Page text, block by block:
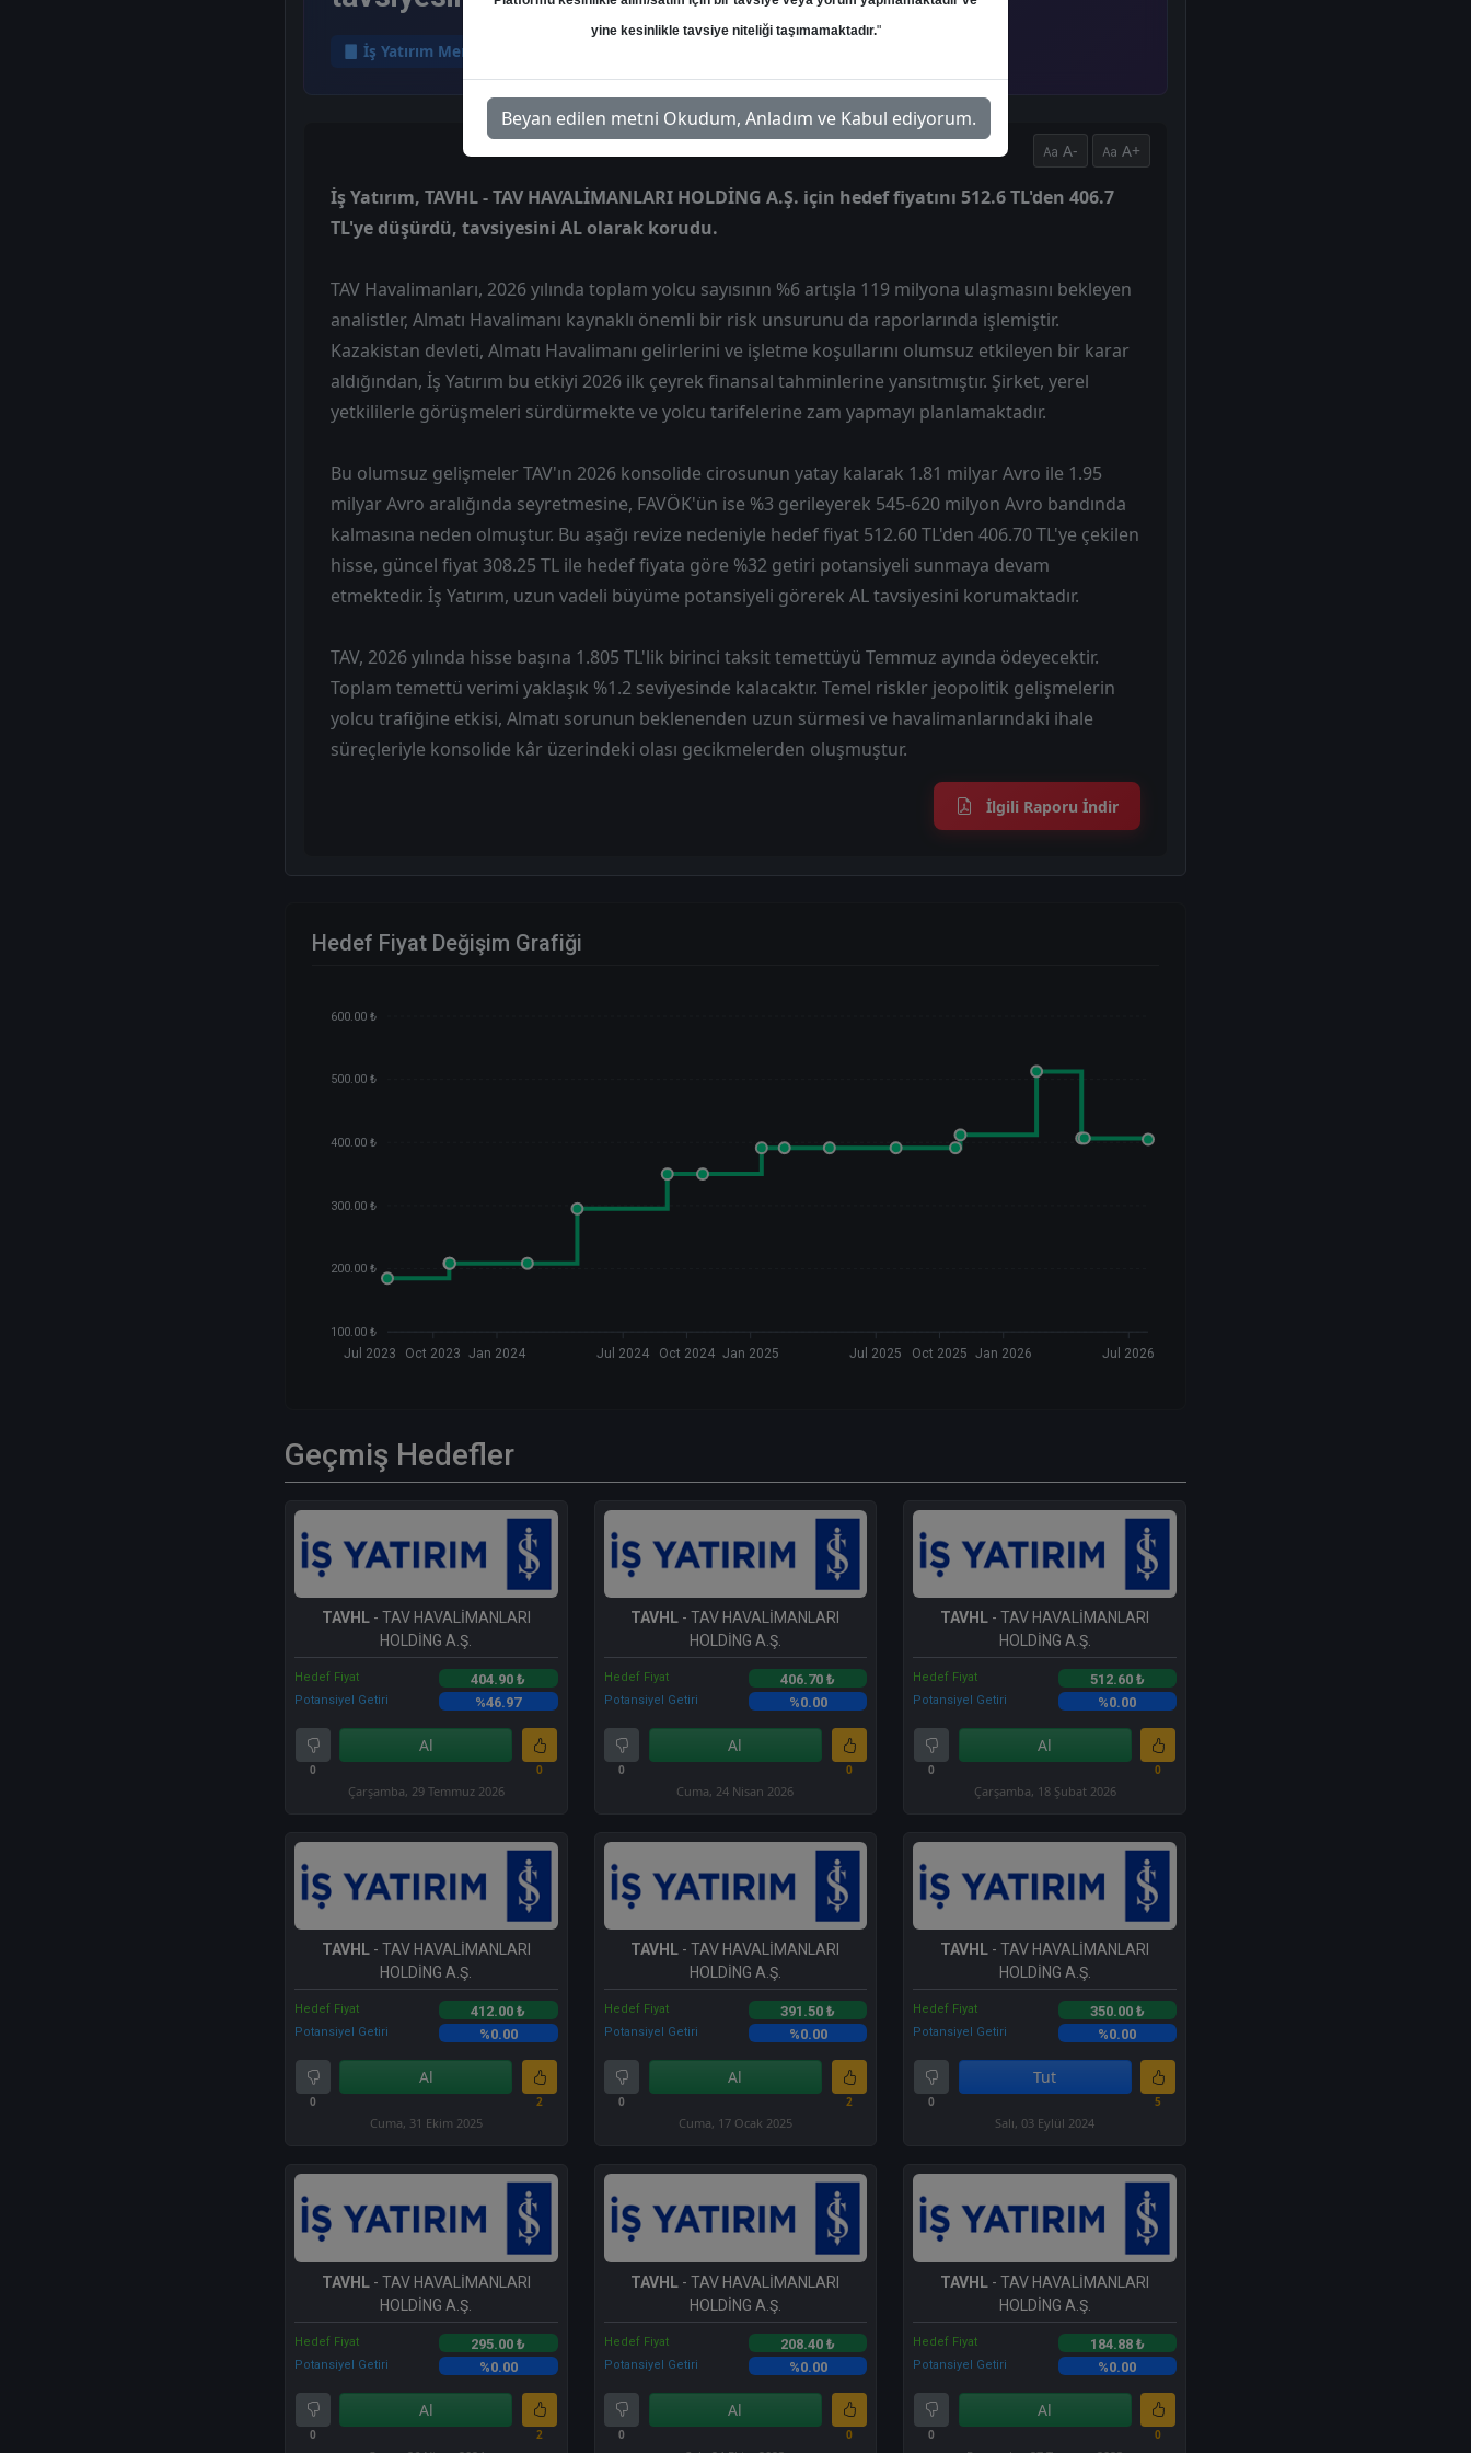
İş Yatırım Menkul Değerler
A- A+
İş Yatırım, TAVHL - TAV HAVALİMANLARI HOLDİNG A.Ş. için hedef fiyatını 512.6 TL'den 406.7
TL'ye düşürdü, tavsiyesini AL olarak korudu.
TAV Havalimanları, 2026 yılında toplam yolcu sayısının %6 artışla 119 milyona ulaşmasını bekleyen
analistler, Almatı Havalimanı kaynaklı önemli bir risk unsurunu da raporlarında işlemiştir.
Kazakistan devleti, Almatı Havalimanı gelirlerini ve işletme koşullarını olumsuz etkileyen bir karar
aldığından, İş Yatırım bu etkiyi 2026 ilk çeyrek finansal tahminlerine yansıtmıştır. Şirket, yerel
yetkililerle görüşmeleri sürdürmekte ve yolcu tarifelerine zam yapmayı planlamaktadır.
Bu olumsuz gelişmeler TAV'ın 2026 konsolide cirosunun yatay kalarak 1.81 milyar Avro ile 1.95
milyar Avro aralığında seyretmesine, FAVÖK'ün ise %3 gerileyerek 545-620 milyon Avro bandında
kalmasına neden olmuştur. Bu aşağı revize nedeniyle hedef fiyat 512.60 TL'den 406.70 TL'ye çekilen
hisse, güncel fiyat 308.25 TL ile hedef fiyata göre %32 getiri potansiyeli sunmaya devam
etmektedir. İş Yatırım, uzun vadeli büyüme potansiyeli görerek AL tavsiyesini korumaktadır.
TAV, 2026 yılında hisse başına 1.805 TL'lik birinci taksit temettüyü Temmuz ayında ödeyecektir.
Toplam temettü verimi yaklaşık %1.2 seviyesinde kalacaktır. Temel riskler jeopolitik gelişmelerin
yolcu trafiğine etkisi, Almatı sorunun beklenenden uzun sürmesi ve havalimanlarındaki ihale
süreçleriyle konsolide kâr üzerindeki olası gecikmelerden oluşmuştur.
İlgili Raporu İndir
Hedef Fiyat Değişim Grafiği
600.00 ₺
500.00 ₺
400.00 ₺
300.00 ₺
200.00 ₺
100.00 ₺
Jul 2023 Oct 2023 Jan 2024 Jul 2024 Oct 2024 Jan 2025 Jul 2025 Oct 2025 Jan 2026 Jul 2026
Geçmiş Hedefler
TAVHL- TAV HAVALİMANLARI
HOLDİNG A.Ş.
Hedef Fiyat 404.90 ₺
Potansiyel Getiri %46.97
0
Al
0
Çarşamba, 29 Temmuz 2026
TAVHL - TAV HAVALİMANLARI
HOLDİNG A.Ş.
Hedef Fiyat 406.70 ₺
Potansiyel Getiri %0.00
0
Al
0
Cuma, 24 Nisan 2026
TAVHL - TAV HAVALİMANLARI
HOLDİNG A.Ş.
Hedef Fiyat 512.60 ₺
Potansiyel Getiri %0.00
0
Al
0
Çarşamba, 18 Şubat 2026
TAVHL- TAV HAVALİMANLARI
HOLDİNG A.Ş.
Hedef Fiyat 412.00 ₺
Potansiyel Getiri %0.00
0
Al
2
Cuma, 31 Ekim 2025
TAVHL - TAV HAVALİMANLARI
HOLDİNG A.Ş.
Hedef Fiyat 391.50 ₺
Potansiyel Getiri %0.00
0
Al
2
Cuma, 17 Ocak 2025
TAVHL - TAV HAVALİMANLARI
HOLDİNG A.Ş.
Hedef Fiyat 350.00 ₺
Potansiyel Getiri %0.00
0
Tut
5
Salı, 03 Eylül 2024
TAVHL- TAV HAVALİMANLARI
HOLDİNG A.Ş.
Hedef Fiyat 295.00 ₺
Potansiyel Getiri %0.00
0
Al
2
TAVHL - TAV HAVALİMANLARI
HOLDİNG A.Ş.
Hedef Fiyat 208.40 ₺
Potansiyel Getiri %0.00
0
Al
0
TAVHL - TAV HAVALİMANLARI
HOLDİNG A.Ş.
Hedef Fiyat 184.88 ₺
Potansiyel Getiri %0.00
0
Al
0
yine kesinlikle tavsiye niteliği taşımamaktadır."
Beyan edilen metni Okudum, Anladım ve Kabul ediyorum.